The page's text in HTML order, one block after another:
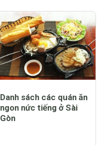
Danh sách các quán ăn
ngon nức tiếng ở Sài
Gòn